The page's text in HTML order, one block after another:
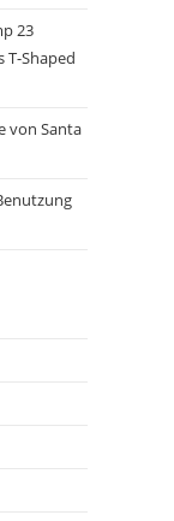
23
T-Shaped
von Santa